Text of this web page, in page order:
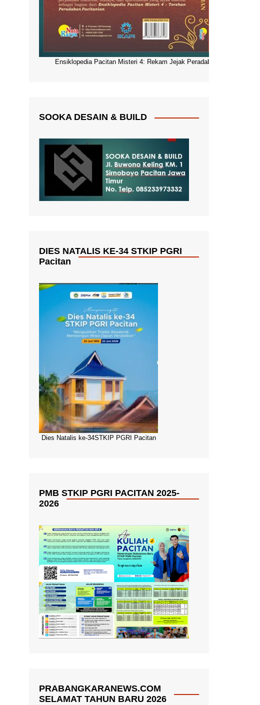
Ensiklopedia Pacitan Misteri 4: Rekam Jejak Peradaban Dunia
SOOKA DESAIN & BUILD
DIES NATALIS KE-34 STKIP PGRI
Pacitan
Dies Natalis ke-34STKIP PGRI Pacitan
PMB STKIP PGRI PACITAN 2025-
2026
PRABANGKARANEWS.COM
SELAMAT TAHUN BARU 2026